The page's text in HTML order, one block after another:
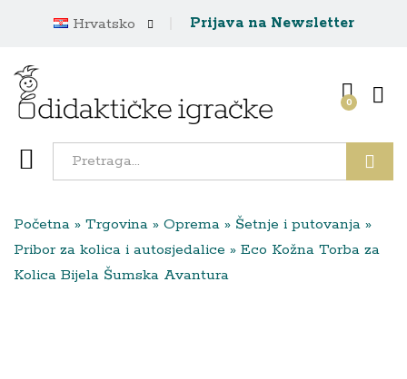
Hrvatsko Prijava na Newsletter
0
Početna » Trgovina » Oprema » Šetnje i putovanja »
Pribor za kolica i autosjedalice » Eco Kožna Torba za
Kolica Bijela Šumska Avantura